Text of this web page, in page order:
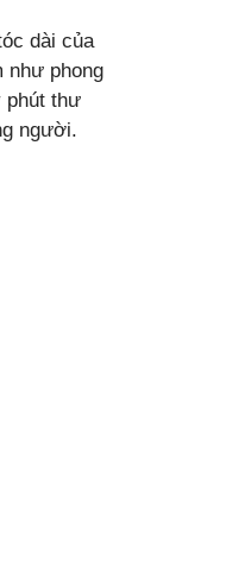
dài của
như phong
phút thư
người.